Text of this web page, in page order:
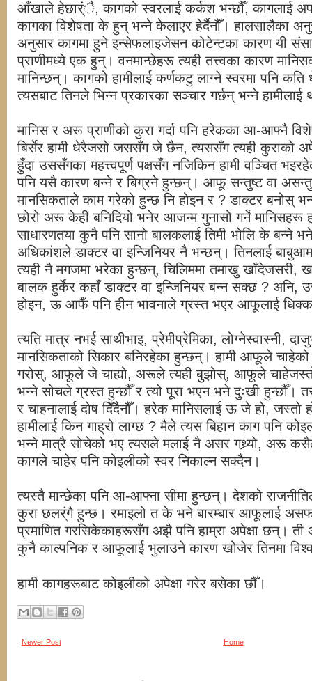
आँखाले हेछार्ंै, कागको स्वरलाई कर्कश भन्छौँ, कागलाई
कागका विशेषता के हुन् भन्ने केलाएर हेर्दैनौँ। हालसालैका
अनुसार कागमा हुने इन्सेफलाइजेसन कोटेन्टका कारण यी
प्राणीमध्ये एक हुन्। वनमान्छेहरू त्यही तत्त्वका कारण
मानिन्छन्। कागको हामीलाई कर्णकटु लाग्ने स्वरमा पनि
त्यसबाट तिनले भिन्न प्रकारका सञ्चार गर्छन् भन्ने हामीलाई
मानिस र अरू प्राणीको कुरा गर्दा पनि हरेकका आ-आफ्नै
बिर्सेर हामी धेरैजसो जससँग जे छैन, त्यससँग त्यही कुराको
हुँदा उससँगका महत्त्वपूर्ण पक्षसँग नजिकिन हामी वञ्चित
पनि यसै कारण बन्ने र बिग्रने हुन्छन्। आफू सन्तुष्ट वा
मानसिकताले काम गरेको हुन्छ नि होइन र ? डाक्टर बनोस्
छोरो अरू केही बनिदियो भनेर आजन्म गुनासो गर्ने मानिसहरू
साधारणतया कुनै पनि सानो बालकलाई तिमी भोलि के बन्ने
अधिकांशले डाक्टर वा इन्जिनियर नै भन्छन्। तिनलाई
त्यही नै मगजमा भरेका हुन्छन्, चिलिममा तमाखु खाँदेजसरी,
बालक हुर्केर कहाँ डाक्टर वा इन्जिनियर बन्न सक्छ ? अनि,
होइन, ऊ आफैँ पनि हीन भावनाले ग्रस्त भएर आफूलाई
त्यति मात्र नभई साथीभाइ, प्रेमीप्रेमिका, लोग्नेस्वास्नी,
मानसिकताको सिकार बनिरहेका हुन्छन्। हामी आफूले
गरोस्, आफूले जे चाह्यो, अरूले त्यही बुुझोस्, आफूले
भन्ने सोचले ग्रस्त हुन्छौँ र त्यो पूरा भएन भने दुःखी हुन्छौँ।
र चाहनालाई दोष दिँदैनौँ। हरेक मानिसलाई ऊ जे हो, जस्तो
हामीलाई किन गाह्रो लाग्छ ? मैले त्यस बिहान काग पनि
भन्ने मात्रै सोचेको भए त्यसले मलाई नै असर गथ्र्यो, अरू
कागले चाहेर पनि कोइलीको स्वर निकाल्न सक्दैन।
त्यस्तै मान्छेका पनि आ-आफ्ना सीमा हुन्छन्। देशको
कुरा छलर्ंगै हुन्छ। रमाइलो त के भने बारम्बार आफूलाई
प्रमाणित गरसिकेकाहरूसँग अझै पनि हाम्रा अपेक्षा छन्।
कुनै काल्पनिक र आफूलाई भुलाउने कारण खोजेर तिनमा
हामी कागहरूबाट कोइलीको अपेक्षा गरेर बसेका छौँ।
Newer Post Home